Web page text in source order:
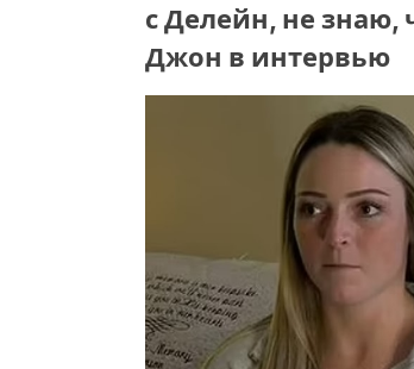
с Делейн, не знаю,
Джон в интервью